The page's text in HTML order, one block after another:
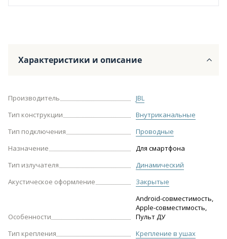
Характеристики и описание
Производитель
JBL
Тип конструкции
Внутриканальные
Тип подключения
Проводные
Назначение
Для смартфона
Тип излучателя
Динамический
Акустическое оформление
Закрытые
Особенности
Android-совместимость,
Apple-совместимость,
Пульт ДУ
Тип крепления
Крепление в ушах